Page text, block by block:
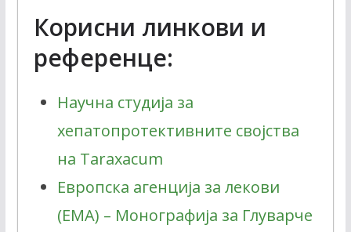
Корисни линкови и
референце:
Научна студија за
хепатопротективните својства
на Taraxacum
Европска агенција за лекови
(EMA) – Монографија за Глуварче